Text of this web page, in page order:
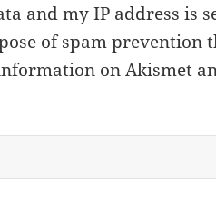
and my IP address is
of spam prevention
on Akismet